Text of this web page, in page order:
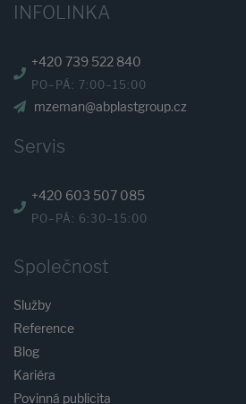
INFOLINKA
+420 739 522 840
PO–PÁ: 7:00–15:00
mzeman@abplastgroup.cz
Servis
+420 603 507 085
PO–PÁ: 6:30–15:00
Společnost
Služby
Reference
Blog
Kariéra
Povinná publicita